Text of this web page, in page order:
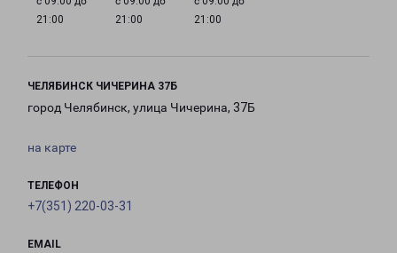
21:00
21:00
21:00
ЧЕЛЯБИНСК ЧИЧЕРИНА 37Б
город Челябинск, улица Чичерина, 37Б
на карте
ТЕЛЕФОН
+7(351) 220-03-31
EMAIL